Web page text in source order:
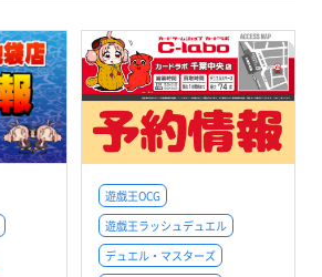
遊戯王OCG
遊戯王ラッシュデュエル
デュエル・マスターズ